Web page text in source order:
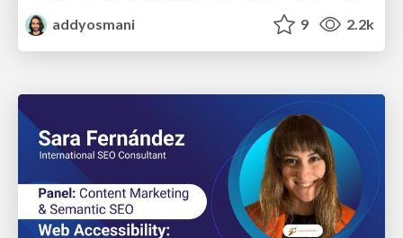
addyosmani
9 2.2k